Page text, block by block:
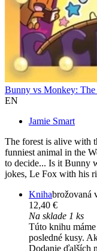
Bunny vs Monkey:
EN
Jamie Smart
The forest is alive with
funniest animal in the
to decide... Is it Bunny
jokes, Le Fox with his
Knihabrožovaná
12,40 €
Na sklade 1 ks
Túto knihu máme
posledné kusy.
Dodanie ďalších